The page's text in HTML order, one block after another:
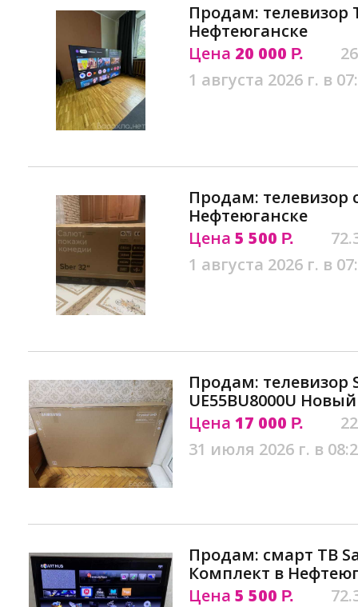
Продам: телевизор
Нефтеюганске
Цена 20 000 Р.
1 августа 2026 г. в
Продам: телевизор
Нефтеюганске
Цена 5 500 Р.
1 августа 2026 г. в
Продам: телевизор
UE55BU8000U
Цена 17 000 Р.
31 июля 2026 г. в
Продам: смарт ТВ
Комплект в
Цена 5 500 Р.